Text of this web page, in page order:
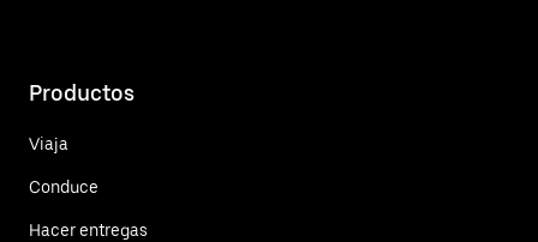
Productos
Viaja
Conduce
Hacer entregas